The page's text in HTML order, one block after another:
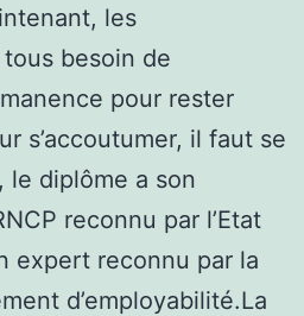
les
besoin de
pour rester
s’accoutumer, il faut se
le diplôme a son
reconnu par l’Etat
expert reconnu par la
d’employabilité.La